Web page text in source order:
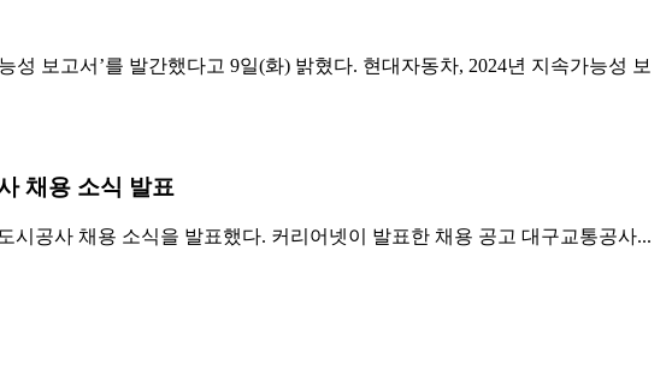
보고서’를 발간했다고 9일(화) 밝혔다. 현대자동차, 2024년 지속가능성 보
채용 소식 발표
시공사 채용 소식을 발표했다. 커리어넷이 발표한 채용 공고 대구교통공사...